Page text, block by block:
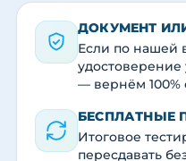
ДОКУМЕНТ
Если по нашей
удостоверение
— вернём 100%
БЕСПЛАТНЫЕ
Итоговое
пересдавать